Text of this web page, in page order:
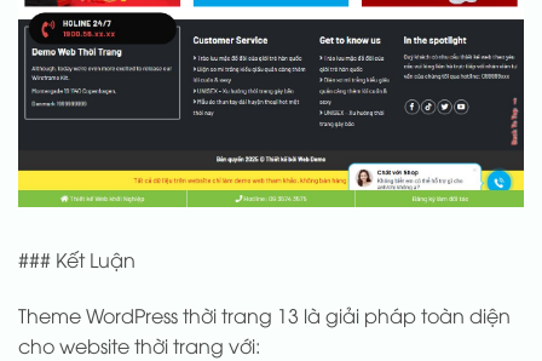
### Kết Luận
Theme WordPress thời trang 13 là giải pháp toàn diện
cho website thời trang với: